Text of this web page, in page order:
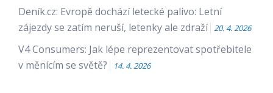
Deník.cz: Evropě dochází letecké palivo: Letní
zájezdy se zatím neruší, letenky ale zdraží 20. 4. 2026
V4 Consumers: Jak lépe reprezentovat spotřebitele
v měnícím se světě?
14. 4. 2026